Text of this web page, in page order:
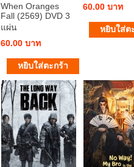
When Oranges
Fall (2569) DVD 3
แผ่น
60.00 บาท
60.00 บาท